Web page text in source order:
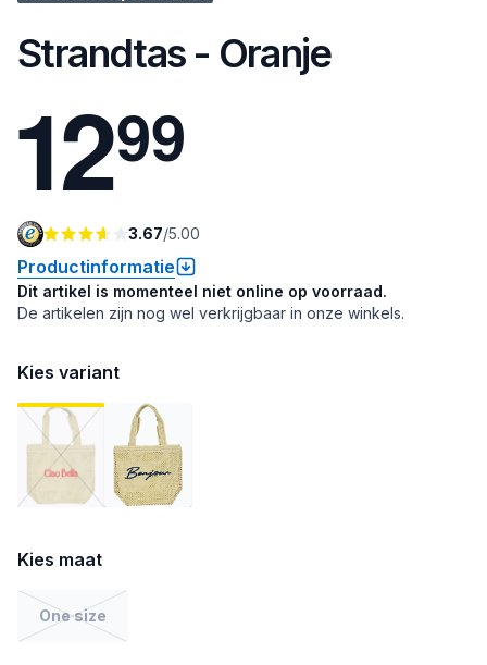
Strandtas - Oranje
1299
3.67/5.00
Productinformatie
Dit artikel is momenteel niet online op voorraad.
De artikelen zijn nog wel verkrijgbaar in onze winkels.
Kies variant
Kies maat
One size